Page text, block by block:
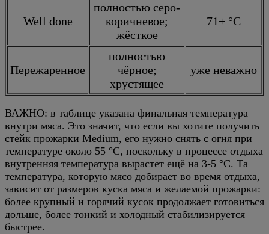
Well done
полностью серо-
коричневое;
жёсткое
71+ °C
Пережаренное
полностью
чёрное;
хрустящее
уже неважно
ВАЖНО: в таблице указана финальная температура
внутри мяса. Это значит, что если вы хотите получить
стейк прожарки Medium, его нужно снять с огня при
температуре около 55 °C, поскольку в процессе отдыха
внутренняя температура вырастет ещё на 3-5 °C. Та
температура, которую мясо добирает во время отдыха,
зависит от размеров куска мяса и желаемой прожарки:
более крупный и горячий кусок продолжает готовиться
дольше, более тонкий и холодный стабилизируется
быстрее.